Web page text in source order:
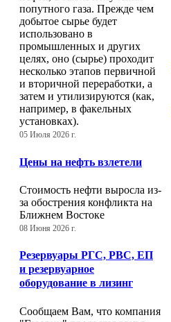
попутного газа. Прежде чем
добытое сырье будет
использовано в
промышленных и других
целях, оно (сырье) проходит
несколько этапов первичной
и вторичной переработки, а
затем и утилизируются (как,
например, в факельных
установках).
05 Июля 2026 г.
Цены на нефть взлетели
Стоимость нефти выросла из-
за обострения конфликта на
Ближнем Востоке
08 Июня 2026 г.
Резервуары РГС, РВС, ЕП
и резервуарное
оборудование в лизинг
Сообщаем Вам, что компания